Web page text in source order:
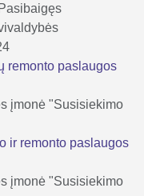
Pasibaigęs
remonto paslaugos
įmonė "Susisiekimo
ir remonto paslaugos
įmonė "Susisiekimo